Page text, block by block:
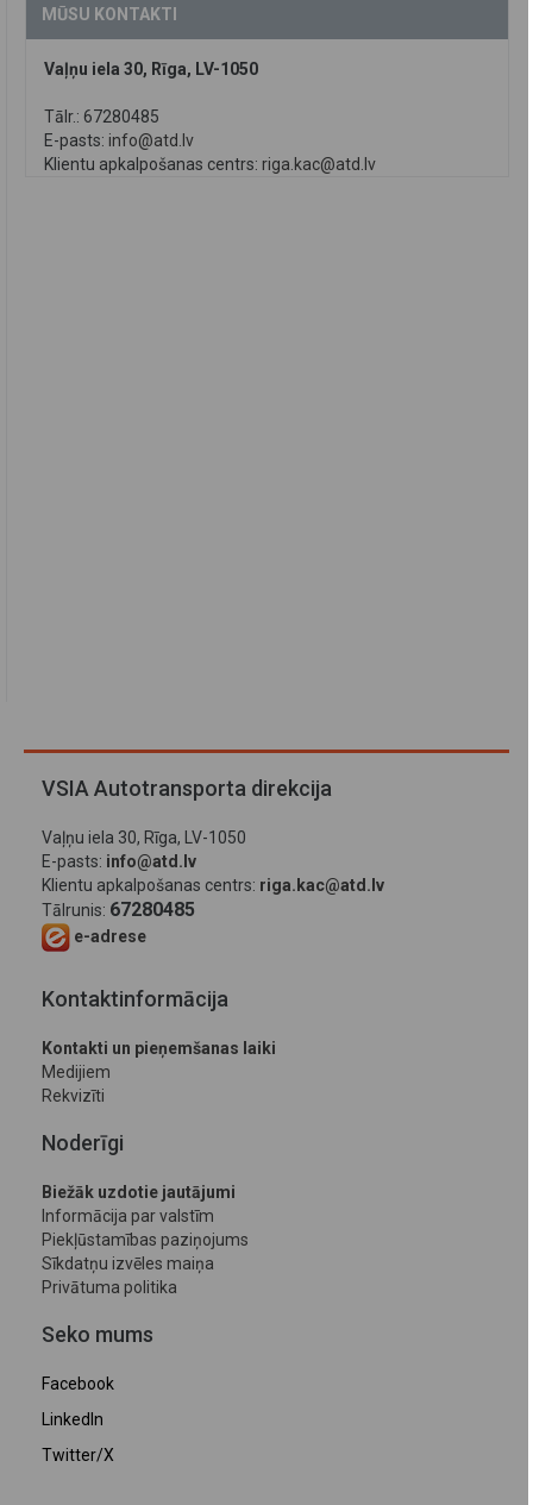
MŪSU KONTAKTI
Vaļņu iela 30, Rīga, LV-1050
Tālr.: 67280485
E-pasts: info@atd.lv
Klientu apkalpošanas centrs: riga.kac@atd.lv
VSIA Autotransporta direkcija
Vaļņu iela 30, Rīga, LV-1050
E-pasts: info@atd.lv
Klientu apkalpošanas centrs: riga.kac@atd.lv
Tālrunis: 67280485
e-adrese
Kontaktinformācija
Kontakti un pieņemšanas laiki
Medijiem
Rekvizīti
Noderīgi
Biežāk uzdotie jautājumi
Informācija par valstīm
Piekļūstamības paziņojums
Sīkdatņu izvēles maiņa
Privātuma politika
Seko mums
Facebook
LinkedIn
Twitter/X